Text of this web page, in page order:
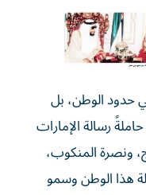
حدود الوطن، بل
رسالة الإمارات
ونصرة المنكوب،
هذا الوطن وسمو